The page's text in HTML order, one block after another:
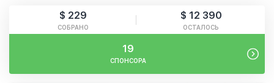
$ 229
СОБРАНО
$ 12 390
ОСТАЛОСЬ
19
СПОНСОРА